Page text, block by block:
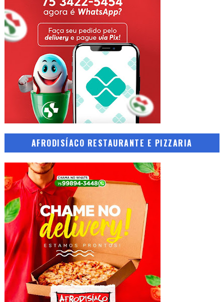
AFRODISÍACO RESTAURANTE E PIZZARIA